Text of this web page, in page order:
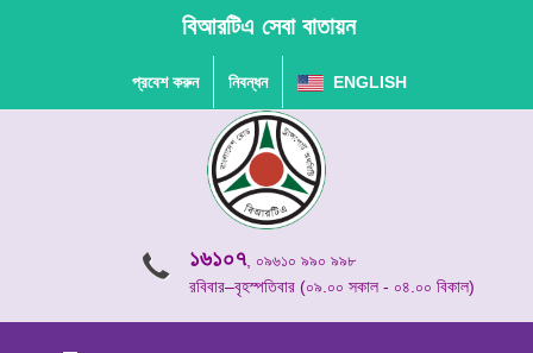
বিআরটিএ সেবা বাতায়ন
প্রবেশ করুন নিবন্ধন ENGLISH
১৬১০৭, ০৯৬১০ ৯৯০ ৯৯৮
রবিবার–বৃহস্পতিবার (০৯.০০ সকাল - ০৪.০০ বিকাল)